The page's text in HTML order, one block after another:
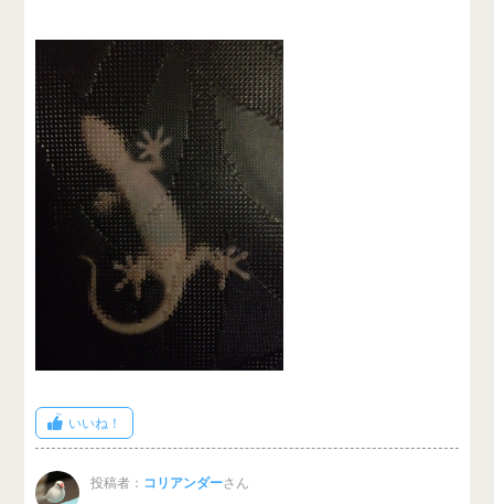
いいね！
投稿者： コリアンダーさん